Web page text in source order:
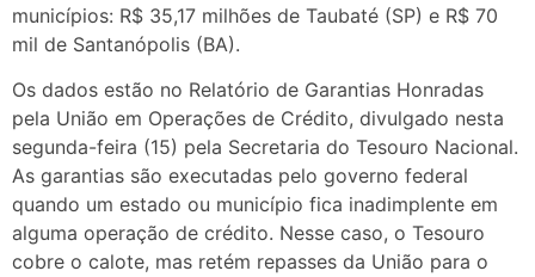
municípios: R$ 35,17 milhões de Taubaté (SP) e R$ 70
mil de Santanópolis (BA).
Os dados estão no Relatório de Garantias Honradas
pela União em Operações de Crédito, divulgado nesta
segunda-feira (15) pela Secretaria do Tesouro Nacional.
As garantias são executadas pelo governo federal
quando um estado ou município fica inadimplente em
alguma operação de crédito. Nesse caso, o Tesouro
cobre o calote, mas retém repasses da União para o